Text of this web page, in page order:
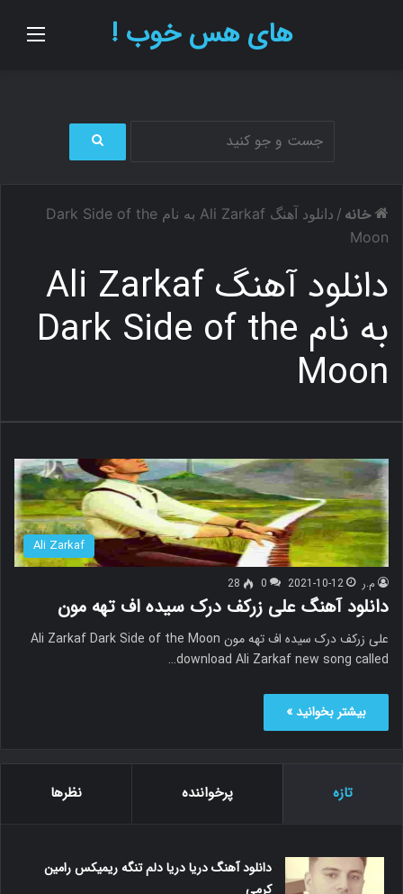
های هس خوب !
ج
ج
ی
خانه /
دانلود آهنگ Ali Zarkaf به نام Dark Side of the
Moon
دانلود آهنگ Ali Zarkaf
به نام Dark Side of the
Moon
Ali Zarkaf
م.ر 2021-10-12
0
28
دانلود آهنگ علی زرکف درک سیده اف تهه مون
علی زرکف درک سیده اف تهه مون Ali Zarkaf Dark Side of the Moon
download Ali Zarkaf new song called…
بیشتر بخوانید »
تازه پرخواننده نظرها
دانلود آهنگ دریا دریا دلم تنگه ریمیکس رامین
کرمی